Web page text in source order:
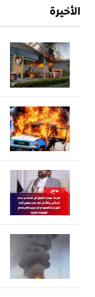
الأخيرة